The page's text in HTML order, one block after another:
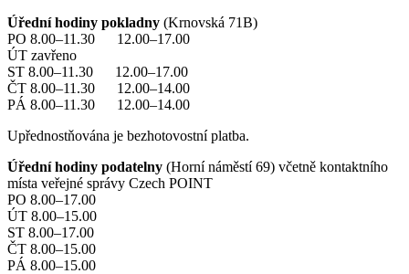
Úřední hodiny pokladny (Krnovská 71B)
PO 8.00–11.30 12.00–17.00
ÚT zavřeno
ST 8.00–11.30 12.00–17.00
ČT 8.00–11.30 12.00–14.00
PÁ 8.00–11.30 12.00–14.00
Upřednostňována je bezhotovostní platba.
Úřední hodiny podatelny (Horní náměstí 69) včetně kontaktního
místa veřejné správy Czech POINT
PO 8.00–17.00
ÚT 8.00–15.00
ST 8.00–17.00
ČT 8.00–15.00
PÁ 8.00–15.00